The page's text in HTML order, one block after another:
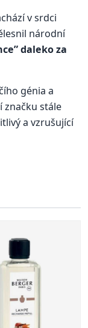
v srdci
národní
daleko za
génia a
značku stále
a vzrušující